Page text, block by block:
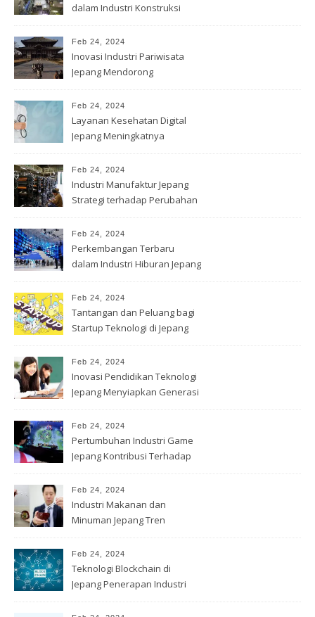
dalam Industri Konstruksi
Feb 24, 2024
Inovasi Industri Pariwisata
Jepang Mendorong
Feb 24, 2024
Layanan Kesehatan Digital
Jepang Meningkatnya
Feb 24, 2024
Industri Manufaktur Jepang
Strategi terhadap Perubahan
Feb 24, 2024
Perkembangan Terbaru
dalam Industri Hiburan Jepang
Feb 24, 2024
Tantangan dan Peluang bagi
Startup Teknologi di Jepang
Feb 24, 2024
Inovasi Pendidikan Teknologi
Jepang Menyiapkan Generasi
Feb 24, 2024
Pertumbuhan Industri Game
Jepang Kontribusi Terhadap
Feb 24, 2024
Industri Makanan dan
Minuman Jepang Tren
Feb 24, 2024
Teknologi Blockchain di
Jepang Penerapan Industri